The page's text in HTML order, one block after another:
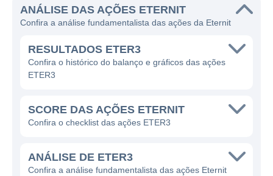
construção, sempre com foco na qualidade e
durabilidade de seus produtos.
Atualmente, a Eternit é uma referência no
setor de materiais de construção, operando
fibrocimento, mas também na produção de
outros itens que compõem o portfólio de
empresa tem se destacado no fornecimento
de soluções sustentáveis, aderindo a
ANÁLISE DAS AÇÕES ETERNIT
Confira a análise fundamentalista das ações da Eternit
RESULTADOS ETER3
Confira o histórico do balanço e gráficos das ações
ETER3
SCORE DAS AÇÕES ETERNIT
Confira o checklist das ações ETER3
ANÁLISE DE ETER3
Confira a análise fundamentalista das ações Eternit